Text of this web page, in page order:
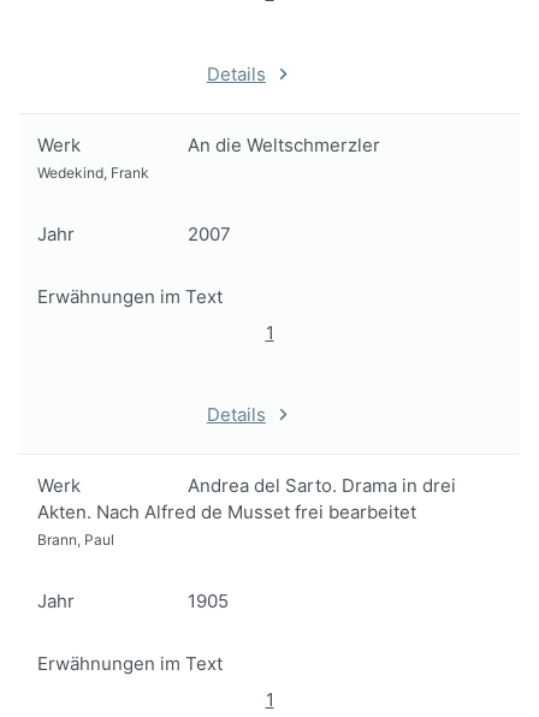
Details
Werk An die Weltschmerzler
Wedekind, Frank
Jahr 2007
Erwähnungen im Text
1
Details
Werk
Andrea del Sarto. Drama in drei
Akten. Nach Alfred de Musset frei bearbeitet
Brann, Paul
Jahr 1905
Erwähnungen im Text
1